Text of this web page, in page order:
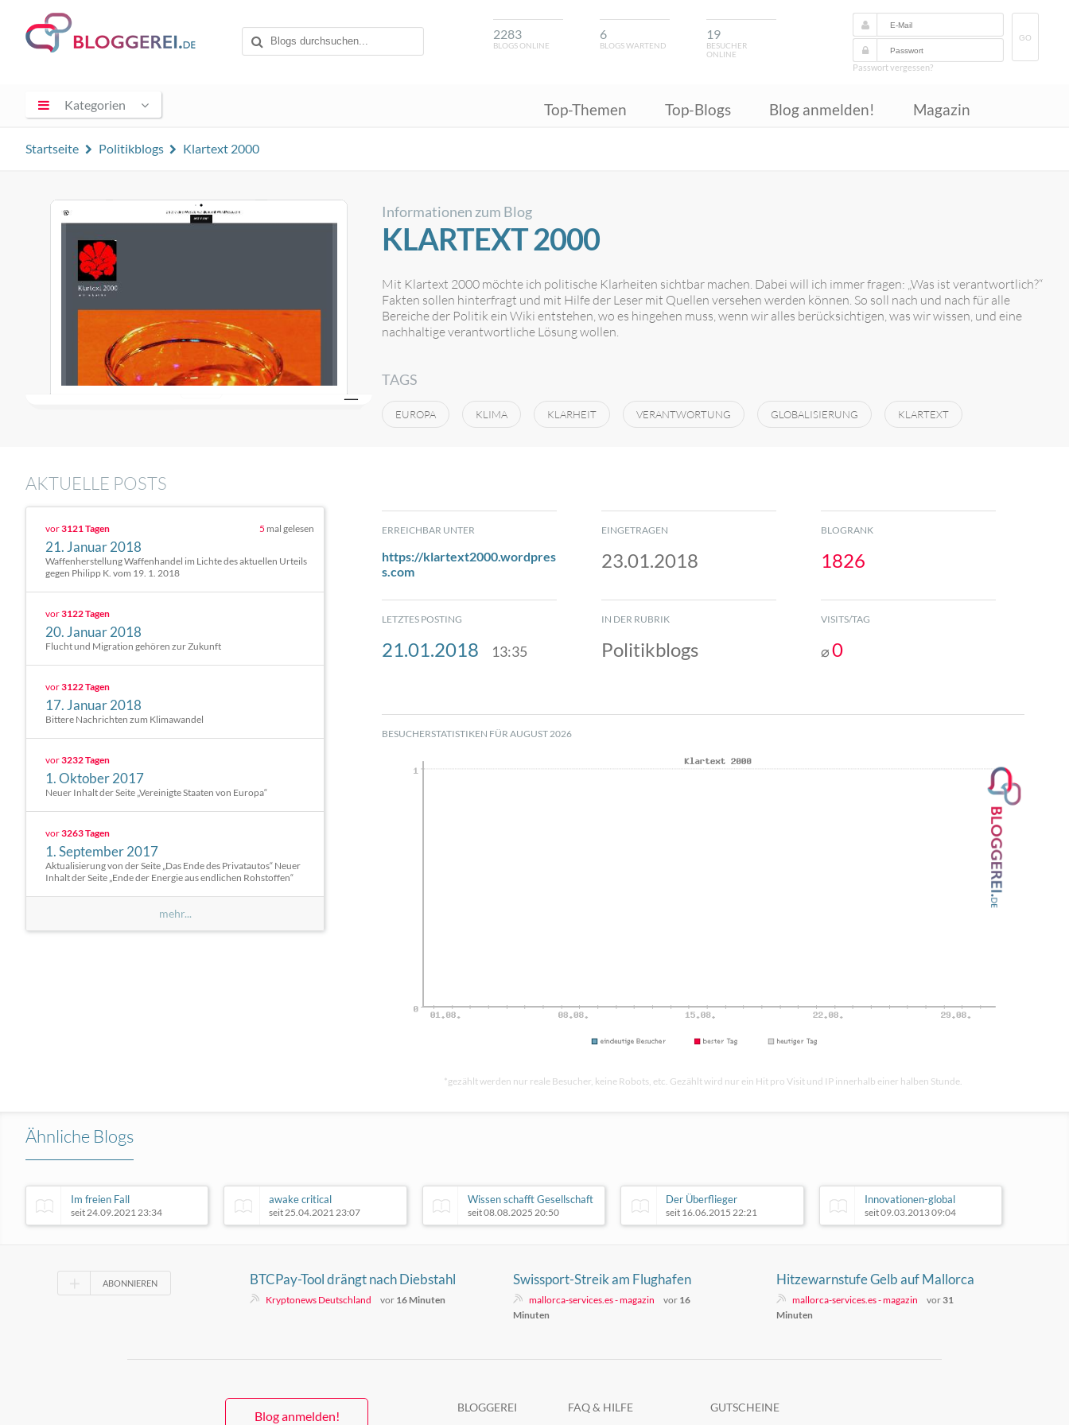
2283
BLOGS ONLINE
6
BLOGS WARTEND
19
BESUCHER
ONLINE
GO
Passwort vergessen?
Kategorien Top-Themen Top-Blogs Blog anmelden! Magazin
Startseite Politikblogs Klartext 2000
Informationen zum Blog
KLARTEXT 2000
Mit Klartext 2000 möchte ich politische Klarheiten sichtbar machen. Dabei will ich immer fragen: „Was ist verantwortlich?“
Fakten sollen hinterfragt und mit Hilfe der Leser mit Quellen versehen werden können. So soll nach und nach für alle
Bereiche der Politik ein Wiki entstehen, wo es hingehen muss, wenn wir alles berücksichtigen, was wir wissen, und eine
nachhaltige verantwortliche Lösung wollen.
TAGS
EUROPA KLIMA KLARHEIT VERANTWORTUNG GLOBALISIERUNG KLARTEXT
AKTUELLE POSTS
vor3121 Tagen 5 mal gelesen
21. Januar 2018
Waffenherstellung Waffenhandel im Lichte des aktuellen Urteils
gegen Philipp K. vom 19. 1. 2018
vor3122 Tagen
20. Januar 2018
Flucht und Migration gehören zur Zukunft
vor3122 Tagen
17. Januar 2018
Bittere Nachrichten zum Klimawandel
vor3232 Tagen
1. Oktober 2017
Neuer Inhalt der Seite „Vereinigte Staaten von Europa“
vor3263 Tagen
1. September 2017
Aktualisierung von der Seite „Das Ende des Privatautos“ Neuer
Inhalt der Seite „Ende der Energie aus endlichen Rohstoffen“
mehr...
ERREICHBAR UNTER
https://klartext2000.wordpres
s.com
EINGETRAGEN
23.01.2018
BLOGRANK
1826
LETZTES POSTING
21.01.2018 13:35
IN DER RUBRIK
Politikblogs
VISITS/TAG
⌀0
BESUCHERSTATISTIKEN FÜR AUGUST 2026
*gezählt werden nur reale Besucher, keine Robots, etc. Gezählt wird nur ein Hit pro Visit und IP innerhalb einer halben Stunde.
Ähnliche Blogs
Im freien Fall
seit 24.09.2021 23:34
awake critical
seit 25.04.2021 23:07
Wissen schafft Gesellschaft
seit 08.08.2025 20:50
Der Überflieger
seit 16.06.2015 22:21
Innovationen-global
seit 09.03.2013 09:04
ABONNIEREN
BTCPay-Tool drängt nach Diebstahl
zum Update
Kryptonews Deutschland vor 16 Minuten
Swissport-Streik am Flughafen
Mallorca setzt sich fort
mallorca-services.es - magazin vor 16
Minuten
Hitzewarnstufe Gelb auf Mallorca
mallorca-services.es - magazin vor 31
Minuten
Blog anmelden!
BLOGGEREI FAQ & HILFE GUTSCHEINE